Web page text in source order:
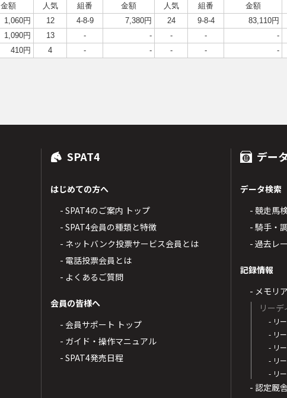
金額 人気 組番 金額 人気 組番 金額
1,060円 12 4-8-9 7,380円 24 9-8-4 83,110円
1,090円 13 - - - - -
410円 4 - - - - -
SPAT4
はじめての方へ
- SPAT4のご案内 トップ
- SPAT4会員の種類と特徴
- ネットバンク投票サービス会員とは
- 電話投票会員とは
- よくあるご質問
会員の皆様へ
- 会員サポート トップ
- ガイド・操作マニュアル
- SPAT4発売日程
デー
データ検索
- 競走馬
- 騎手・
- 過去レ
記録情報
- メモリ
リー
- リ
- リ
- リ
- リ
- リ
- 認定厩舎